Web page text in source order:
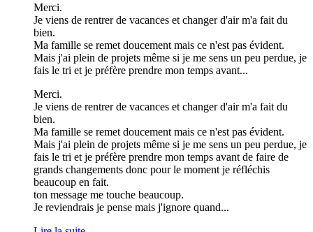
Merci.
Je viens de rentrer de vacances et changer d'air m'a fait du
bien.
Ma famille se remet doucement mais ce n'est pas évident.
Mais j'ai plein de projets même si je me sens un peu perdue, je
fais le tri et je préfère prendre mon temps avant...
Merci.
Je viens de rentrer de vacances et changer d'air m'a fait du
bien.
Ma famille se remet doucement mais ce n'est pas évident.
Mais j'ai plein de projets même si je me sens un peu perdue, je
fais le tri et je préfère prendre mon temps avant de faire de
grands changements donc pour le moment je réfléchis
beaucoup en fait.
ton message me touche beaucoup.
Je reviendrais je pense mais j'ignore quand...